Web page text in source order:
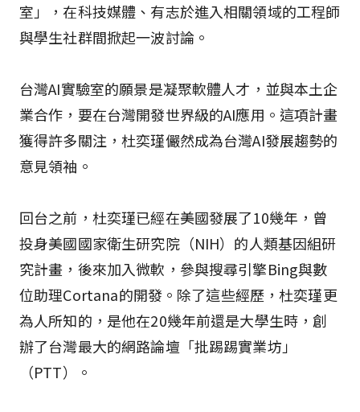
室」，在科技媒體、有志於進入相關領域的工程師
與學生社群間掀起一波討論。
台灣AI實驗室的願景是凝聚軟體人才，並與本土企
業合作，要在台灣開發世界級的AI應用。這項計畫
獲得許多關注，杜奕瑾儼然成為台灣AI發展趨勢的
意見領袖。
回台之前，杜奕瑾已經在美國發展了10幾年，曾
投身美國國家衛生研究院（NIH）的人類基因組研
究計畫，後來加入微軟，參與搜尋引擎Bing與數
位助理Cortana的開發。除了這些經歷，杜奕瑾更
為人所知的，是他在20幾年前還是大學生時，創
辦了台灣最大的網路論壇「批踢踢實業坊」
（PTT）。